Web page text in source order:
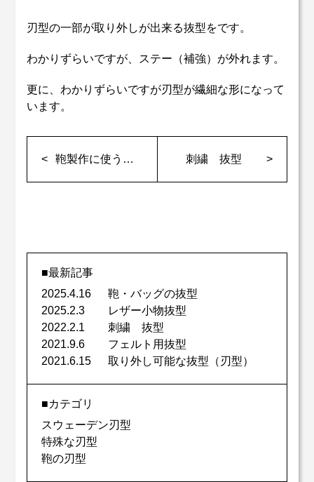
刃型の一部が取り外しが出来る抜型をです。
わかりずらいですが、ステー（補強）が外れます。
更に、わかりずらいですが刃型が繊細な形になって
います。
鞄製作に使う抜型 刺繍 抜型
■最新記事
2025.4.16
鞄・バッグの抜型
2025.2.3
レザー小物抜型
2022.2.1
刺繍 抜型
2021.9.6
フェルト用抜型
2021.6.15
取り外し可能な抜型（刃型）
■カテゴリ
スウェーデン刃型
特殊な刃型
鞄の刃型